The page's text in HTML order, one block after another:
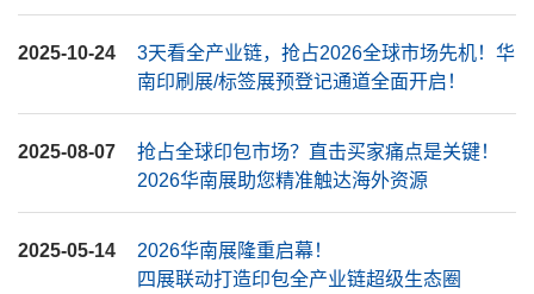
2025-10-24
3天看全产业链，抢占2026全球市场先机！华
南印刷展/标签展预登记通道全面开启！
2025-08-07
抢占全球印包市场？直击买家痛点是关键！
2026华南展助您精准触达海外资源
2025-05-14
2026华南展隆重启幕！
四展联动打造印包全产业链超级生态圈